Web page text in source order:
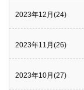
2023年12月(24)
2023年11月(26)
2023年10月(27)